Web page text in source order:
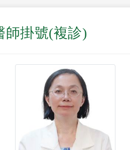
師掛號(複診)